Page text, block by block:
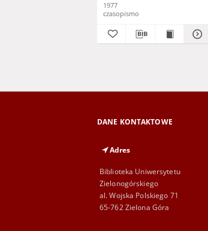
1977
czasopismo
DANE KONTAKTOWE
Adres
Biblioteka Uniwersytetu
Zielonogórskiego
al. Wojska Polskiego 71
65-762 Zielona Góra